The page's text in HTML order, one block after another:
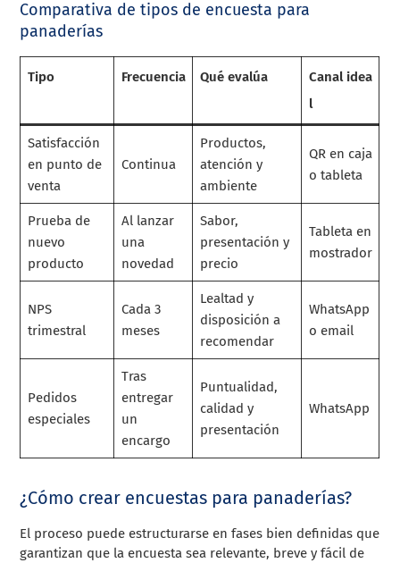
Comparativa de tipos de encuesta para
panaderías
Tipo Frecuencia Qué evalúa
Canal idea
l
Satisfacción
en punto de
venta
Continua
Productos,
atención y
ambiente
QR en caja
o tableta
Prueba de
nuevo
producto
Al lanzar
una
novedad
Sabor,
presentación y
precio
Tableta en
mostrador
NPS
trimestral
Cada 3
meses
Lealtad y
disposición a
recomendar
WhatsApp
o email
Pedidos
especiales
Tras
entregar
un
encargo
Puntualidad,
calidad y
presentación
WhatsApp
¿Cómo crear encuestas para panaderías?
El proceso puede estructurarse en fases bien definidas que
garantizan que la encuesta sea relevante, breve y fácil de